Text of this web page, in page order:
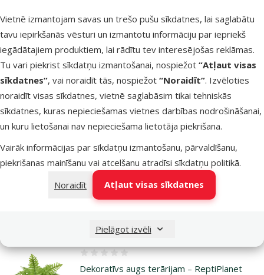
Vietnē izmantojam savas un trešo pušu sīkdatnes, lai saglabātu
tavu iepirkšanās vēsturi un izmantotu informāciju par iepriekš
iegādātajiem produktiem, lai rādītu tev interesējošas reklāmas.
Tu vari piekrist sīkdatņu izmantošanai, nospiežot “Atļaut visas
sīkdatnes”, vai noraidīt tās, nospiežot “Noraidīt”. Izvēloties
noraidīt visas sīkdatnes, vietnē saglabāsim tikai tehniskās
sīkdatnes, kuras nepieciešamas vietnes darbības nodrošināšanai,
un kuru lietošanai nav nepieciešama lietotāja piekrišana.
Vairāk informācijas par sīkdatņu izmantošanu, pārvaldīšanu,
piekrišanas mainīšanu vai atcelšanu atradīsi sīkdatņu politikā.
Noraidīt
Atļaut visas sīkdatnes
Pielāgot izvēli
Iepriekšējā lapa
Nākamā lapa
Dodieties uz lapu 1 Dodieties uz lapu 2 Dodieties uz lapu 3 Dodieties uz lapu 4 Dodieties uz lapu 5
Dodieties uz lapu 6
Līdzīgi produkti
Dekors terārijam – Cork bark, S 15-30 cm
Atsauksmes 0%
Cena
8,99 €
iesaka
Dekoratīvs augs terārijam – ReptiPlanet
Atsauksmes 0%